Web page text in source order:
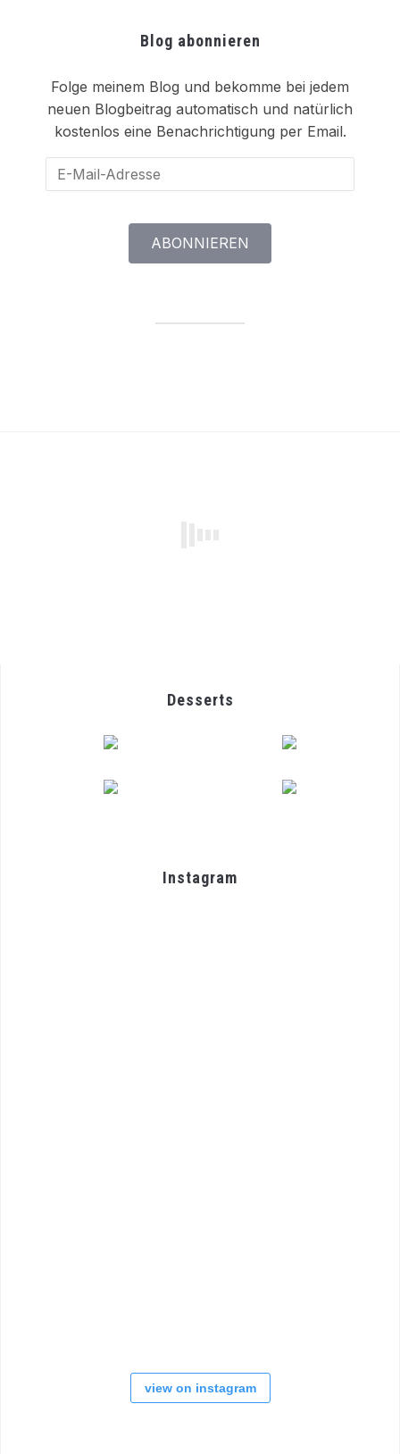
Blog abonnieren
Folge meinem Blog und bekomme bei jedem
neuen Blogbeitrag automatisch und natürlich
kostenlos eine Benachrichtigung per Email.
Mail-
ABONNIEREN
Desserts
Instagram
view on instagram